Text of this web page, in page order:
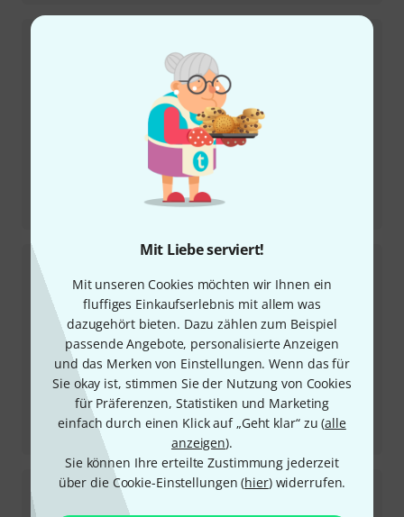
Mit Liebe serviert!
Mit unseren Cookies möchten wir Ihnen ein
fluffiges Einkaufserlebnis mit allem was
dazugehört bieten. Dazu zählen zum Beispiel
passende Angebote, personalisierte Anzeigen
und das Merken von Einstellungen. Wenn das für
Sie okay ist, stimmen Sie der Nutzung von Cookies
für Präferenzen, Statistiken und Marketing
einfach durch einen Klick auf „Geht klar“ zu (alle
anzeigen).
Sie können Ihre erteilte Zustimmung jederzeit
über die Cookie-Einstellungen (hier) widerrufen.
Cameo HydraBeam 400
Testbericht
Varytec Hero Spot Wash 80